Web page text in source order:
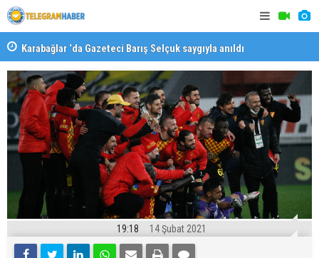
Karabağlar ‘da Gazeteci Barış Selçuk saygıyla anıldı
19:18 14 Şubat 2021